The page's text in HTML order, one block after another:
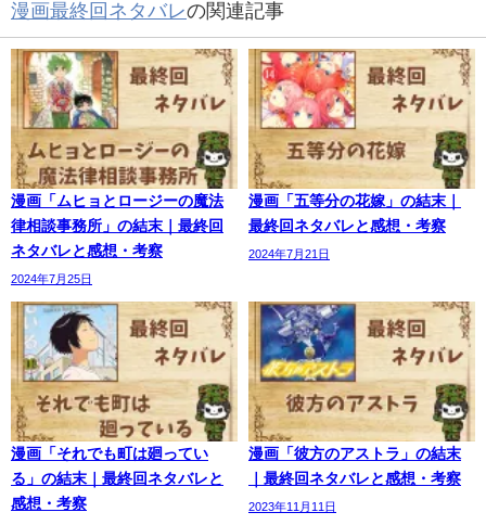
漫画最終回ネタバレの関連記事
漫画「ムヒョとロージーの魔法
律相談事務所」の結末｜最終回
ネタバレと感想・考察
2024年7月25日
漫画「五等分の花嫁」の結末｜
最終回ネタバレと感想・考察
2024年7月21日
漫画「それでも町は廻ってい
る」の結末｜最終回ネタバレと
感想・考察
漫画「彼方のアストラ」の結末
｜最終回ネタバレと感想・考察
2023年11月11日